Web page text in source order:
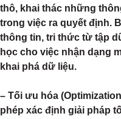
thô, khai thác những
trong việc ra quyết định.
thông tin, tri thức từ tập
học cho việc nhận dạng
khai phá dữ liệu.
– Tối ưu hóa
phép xác định giải pháp